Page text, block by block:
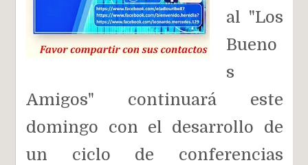
al "Los
Bueno
s
Amigos" continuará este
domingo con el desarrollo de
un ciclo de conferencias